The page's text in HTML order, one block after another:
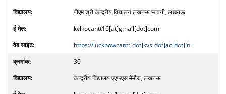
पीएम श्री केन्द्रीय विद्यालय लखनऊ छावनी, लखनऊ
kvlkocantt16[at]gmail[dot]com
https://lucknowcantt[dot]kvs[dot]ac[dot]in
30
केन्द्रीय विद्यालय एएफएस मेमौरा, लखनऊ